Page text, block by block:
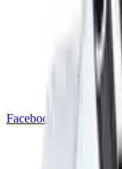
Facebook